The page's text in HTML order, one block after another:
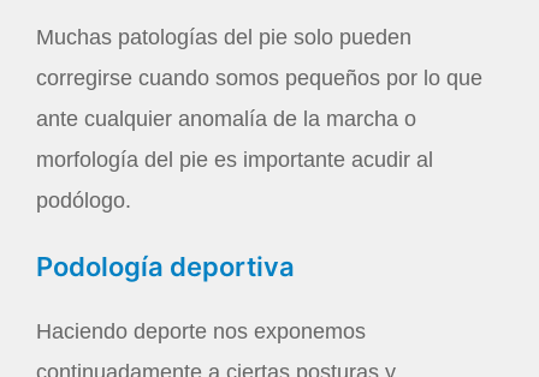
Muchas patologías del pie solo pueden
corregirse cuando somos pequeños por lo que
ante cualquier anomalía de la marcha o
morfología del pie es importante acudir al
podólogo.
Podología deportiva
Haciendo deporte nos exponemos
continuadamente a ciertas posturas y